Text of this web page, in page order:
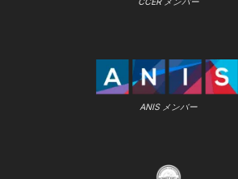
ANIS メンバー